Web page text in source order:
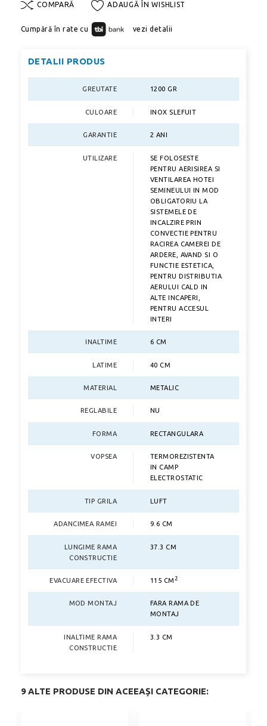
COMPARĂ ADAUGĂ ÎN WISHLIST
Cumpără în rate cu vezi detalii
DETALII PRODUS
GREUTATE 1200 GR
CULOARE INOX SLEFUIT
GARANTIE 2 ANI
UTILIZARE
SE FOLOSESTE
PENTRU AERISIREA SI
VENTILAREA HOTEI
SEMINEULUI IN MOD
OBLIGATORIU LA
SISTEMELE DE
INCALZIRE PRIN
CONVECTIE PENTRU
RACIREA CAMEREI DE
ARDERE, AVAND SI O
FUNCTIE ESTETICA,
PENTRU DISTRIBUTIA
AERULUI CALD IN
ALTE INCAPERI,
PENTRU ACCESUL
INTERI
INALTIME 6 CM
LATIME 40 CM
MATERIAL METALIC
REGLABILE NU
FORMA RECTANGULARA
VOPSEA
TERMOREZISTENTA
IN CAMP
ELECTROSTATIC
TIP GRILA LUFT
ADANCIMEA RAMEI 9.6 CM
LUNGIME RAMA
CONSTRUCTIE
37.3 CM
EVACUARE EFECTIVA 115 CM 2
MOD MONTAJ
FARA RAMA DE
MONTAJ
INALTIME RAMA
CONSTRUCTIE
3.3 CM
9 ALTE PRODUSE DIN ACEEAȘI CATEGORIE: